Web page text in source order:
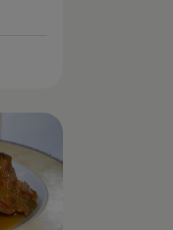
Salata de fasole